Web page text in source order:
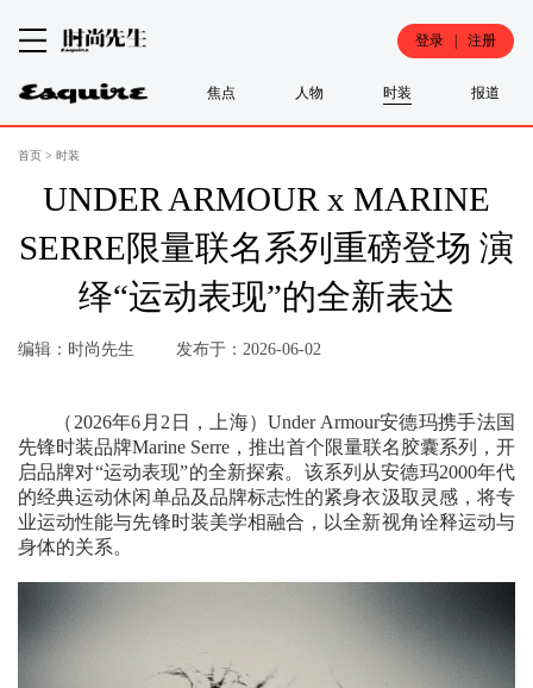
登录 | 注册
焦点 人物 时装 报道
首页 > 时装
UNDER ARMOUR x MARINE
SERRE限量联名系列重磅登场 演
绎“运动表现”的全新表达
编辑：时尚先生 发布于：2026-06-02
（2026年6月2日，上海）Under Armour安德玛携手法国
先锋时装品牌Marine Serre，推出首个限量联名胶囊系列，开
启品牌对“运动表现”的全新探索。该系列从安德玛2000年代
的经典运动休闲单品及品牌标志性的紧身衣汲取灵感，将专
业运动性能与先锋时装美学相融合，以全新视角诠释运动与
身体的关系。